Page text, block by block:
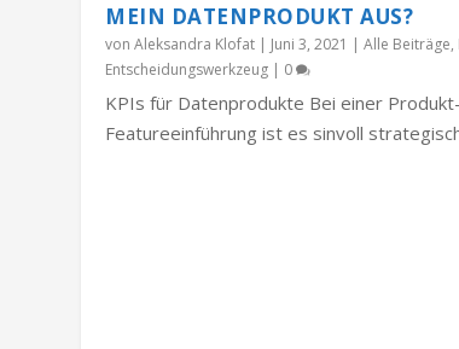
MEIN DATENPRODUKT AUS?
vonAleksandra Klofat | Juni 3, 2021 |Alle Beiträge,
Entscheidungswerkzeug | 0
KPIs für Datenprodukte Bei einer
Featureeinführung ist es sinvoll